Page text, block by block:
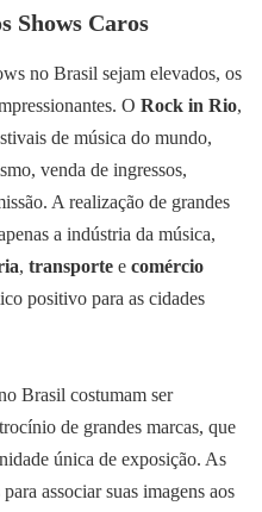
Shows Caros
no Brasil sejam elevados, os
O Rock in Rio,
de música do mundo,
venda de ingressos,
A realização de grandes
a indústria da música,
, transporte e comércio
positivo para as cidades
Brasil costumam ser
de grandes marcas, que
única de exposição. As
associar suas imagens aos